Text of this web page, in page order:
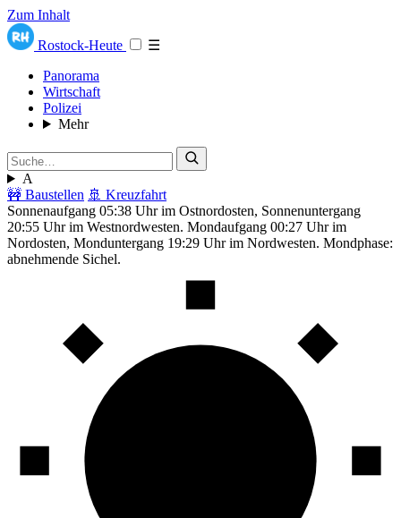
Zum Inhalt
Rostock-Heute
☰
Panorama
Wirtschaft
Polizei
Mehr
A
🚧 Baustellen 🚢 Kreuzfahrt
Sonnenaufgang 05:38 Uhr im Ostnordosten, Sonnenuntergang
20:55 Uhr im Westnordwesten. Mondaufgang 00:27 Uhr im
Nordosten, Monduntergang 19:29 Uhr im Nordwesten. Mondphase:
abnehmende Sichel.